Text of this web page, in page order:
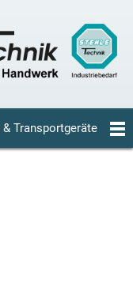
Transportgeräte